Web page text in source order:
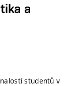
a
studentů v